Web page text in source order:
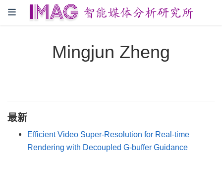
Mingjun Zheng
最新
Efficient Video Super-Resolution for Real-time
Rendering with Decoupled G-buffer Guidance